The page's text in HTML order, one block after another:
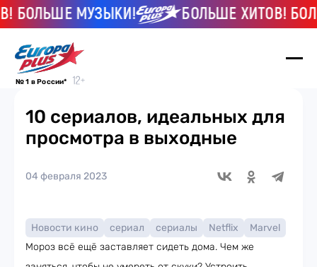
МУЗЫКИ! БОЛЬШЕ ХИТОВ! БОЛЬШЕ
№ 1 в России*
10 сериалов, идеальных для
просмотра в выходные
04 февраля 2023
Новости кино сериал сериалы Netflix
Marvel
Мороз всё ещё заставляет сидеть дома. Чем же